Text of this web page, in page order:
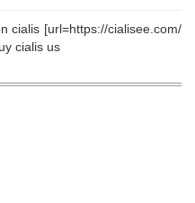
cialis [url=https://cialisee.com/
cialis us